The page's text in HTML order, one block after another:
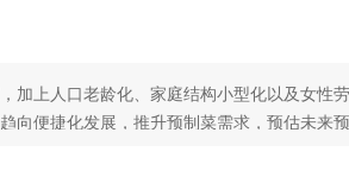
加上人口老龄化、家庭结构小型化以及女性
向便捷化发展，推升预制菜需求，预估未来预